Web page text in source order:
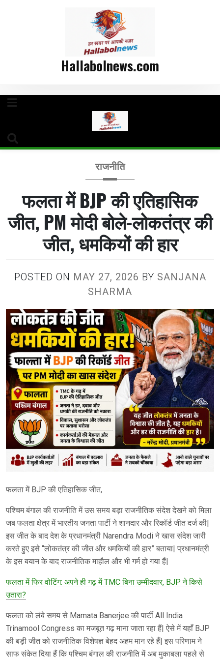
Hallabolnews.com
राजनीति
फलता में BJP की एतिहासिक
जीत, PM मोदी बोले-लोकतंत्र की
जीत, धमकियों की हार
POSTED ON MAY 27, 2026 BY SANJANA
SHARMA
फलता में BJP की एतिहासिक जीत,
पश्चिम बंगाल की राजनीति में उस समय बड़ा राजनीतिक संदेश देखने को मिला
जब फलता क्षेत्र में भारतीय जनता पार्टी ने शानदार और रिकॉर्ड जीत दर्ज की|
इस जीत के बाद देश के प्रधानमंत्री Narendra Modi ने खास संदेश जारी
करते हुए इसे “लोकतंत्र की जीत और धमकियों की हार” बताया| प्रधानमंत्री
के इस बयान के बाद राजनीतिक माहौल और भी गर्म हो गया हैं|
फलता में फिर वोटिंग: अपने ही गढ़ में TMC बिना उम्मीदवार, BJP ने किसे
उतारा?
फलता को लंबे समय से Mamata Banerjee की पार्टी All India
Trinamool Congress का मजबूत गढ़ माना जाता रहा हैं| ऐसे में यहाँ BJP
की बड़ी जीत को राजनीतिक विशेषज्ञ बेहद अहम मान रहे हैं| इस परिणाम ने
साफ संकेत दिया हैं कि पश्चिम बंगाल की राजनीति में अब मुकाबला पहले से